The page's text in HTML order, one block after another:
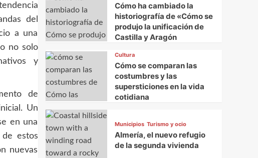
del
a una
no solo
y
de
Un
en una
estos
nuevas
Cómo ha cambiado la
historiografía de «Cómo se
produjo la unificación de
Castilla y Aragón
Cultura
Cómo se comparan las
costumbres y las
supersticiones en la vida
cotidiana
Municipios Turismo y ocio
Almería, el nuevo refugio
de la segunda vivienda